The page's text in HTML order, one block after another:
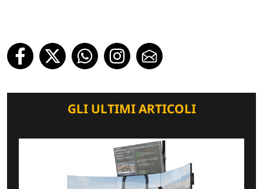
GLI ULTIMI ARTICOLI